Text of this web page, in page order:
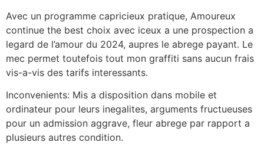
Avec un programme capricieux pratique, Amoureux
continue the best choix avec iceux a une prospection a
legard de l’amour du 2024, aupres le abrege payant. Le
mec permet toutefois tout mon graffiti sans aucun frais
vis-a-vis des tarifs interessants.
Inconvenients: Mis a disposition dans mobile et
ordinateur pour leurs inegalites, arguments fructueuses
pour un admission aggrave, fleur abrege par rapport a
plusieurs autres condition.